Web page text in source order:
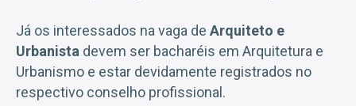
Já os interessados na vaga de Arquiteto e
Urbanista devem ser bacharéis em Arquitetura e
Urbanismo e estar devidamente registrados no
respectivo conselho profissional.